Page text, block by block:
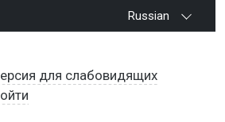
Russian
для слабовидящих